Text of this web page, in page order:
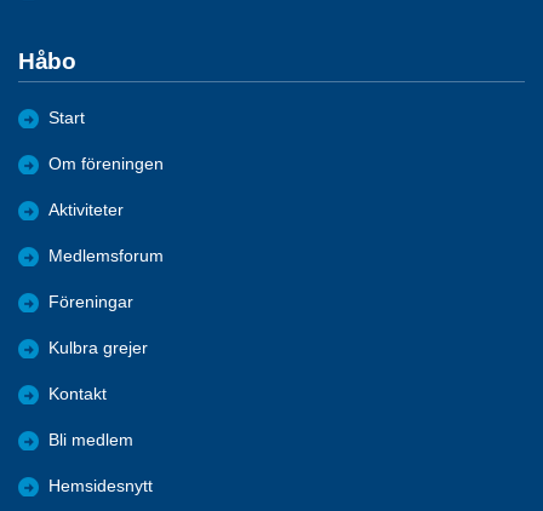
Håbo
Start
Om föreningen
Aktiviteter
Medlemsforum
Föreningar
Kulbra grejer
Kontakt
Bli medlem
Hemsidesnytt